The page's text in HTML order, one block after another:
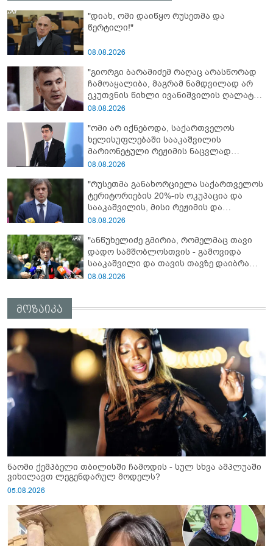
"დიახ, ომი დაიწყო რუსეთმა და
წერტილი!"
08.08.2026
"გიორგი ბარამიძემ რაღაც არასწორად
ჩამოაყალიბა, მაგრამ ნამდვილად არ
ეკუთვნის წიხლი ივანიშვილის ღალატზე
დაფუძნებული დიქტატურის
მსმენია ქართველების მიერ ტყვეების
დახვრეტაზე"
08.08.2026
"ომი არ იქნებოდა, საქართველოს
ხელისუფლებაში სააკაშვილის
მარიონეტული რეჟიმის ნაცვლად
„ქართული ოცნების“ მსგავსი
2008 წლის ომი თუ არ იქნებოდა, დიდი
ალბათობით, არც უკრაინის ომი
იქნებოდა"
08.08.2026
"რუსეთმა განახორციელა საქართველოს
ტერიტორიების 20%-ის ოკუპაცია და
სააკაშვილის, მისი რეჟიმის და
„ნაცმოძრაობის“ ღალატი ვერანაირად
დანაშაული ჩვენი სახელმწიფოს წინაშე"
08.08.2026
"ანწუხელიძე გმირია, რომელმაც თავი
დადო სამშობლოსთვის - გამოვიდა
სააკაშვილი და თავის თავზე დაიბრალა
ანწუხელიძის გმირობა, სამარცხვინო
ამგვარს სთხოვდნენ მას"
08.08.2026
მოზაიკა
ნაომი ქემპბელი თბილისში ჩამოდის - სულ სხვა ამპლუაში
ვიხილავთ ლეგენდარულ მოდელს?
05.08.2026